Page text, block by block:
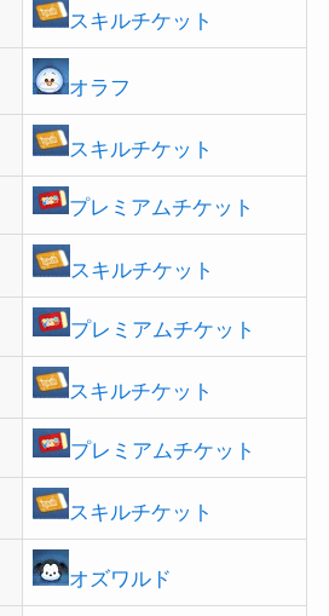
スキルチケット
オラフ
スキルチケット
プレミアムチケット
スキルチケット
プレミアムチケット
スキルチケット
プレミアムチケット
スキルチケット
オズワルド